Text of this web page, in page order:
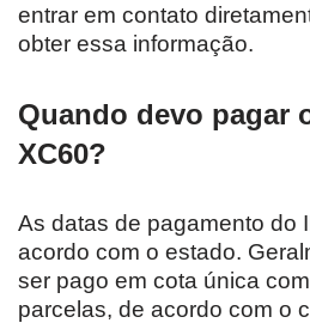
entrar em contato
obter essa informação.
Quando devo pagar
XC60?
As datas de pagamento do
acordo com o estado.
ser pago em cota única
parcelas, de acordo com o